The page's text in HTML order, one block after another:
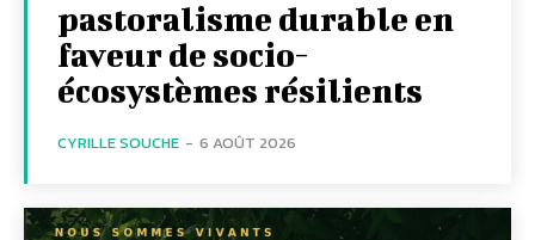
pastoralisme durable en
faveur de socio-
écosystèmes résilients
CYRILLE SOUCHE - 6 AOÛT 2026